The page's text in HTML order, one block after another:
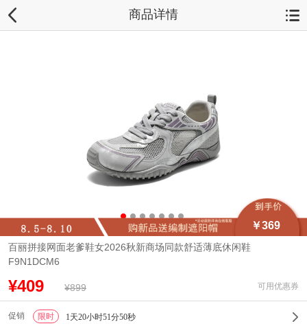
商品详情
￥369
百丽拼接网面老爹鞋女2026秋新商场同款舒适薄底休闲鞋
F9N1DCM6
¥409 ¥899 可用优惠券
促销 限时 1天20小时51分49秒